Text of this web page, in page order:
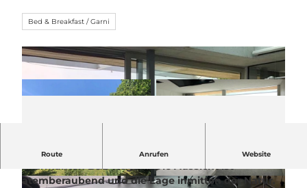
Bed & Breakfast / Garni
© Högerli |CC-BY-NC-ND © Högerli |CC-BY-NC-ND
Route Anrufen Website
Erleben Sie die herzliche Atmosphäre im
charmanten B&B Högerli. Die Aussicht ist
atemberaubend und die Lage inmitten der Natur.